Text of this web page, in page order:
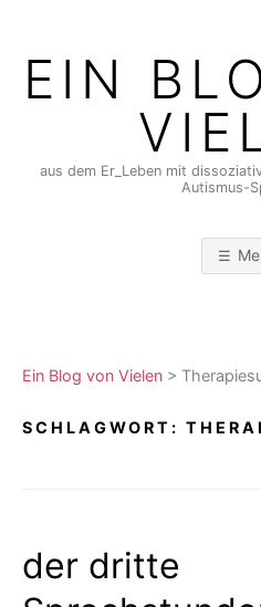
contentEIN
aus dem Er_Leben mit
Autismus-
Ein Blog von Vielen >
SCHLAGWORT:
der dritte